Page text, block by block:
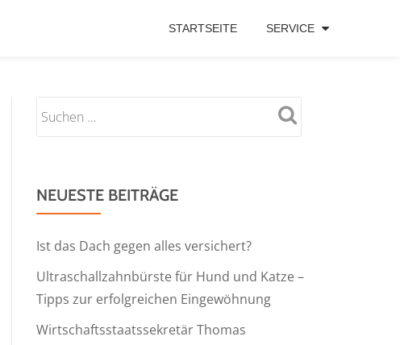
STARTSEITE SERVICE
NEUESTE BEITRÄGE
Ist das Dach gegen alles versichert?
Ultraschallzahnbürste für Hund und Katze –
Tipps zur erfolgreichen Eingewöhnung
Wirtschaftsstaatssekretär Thomas